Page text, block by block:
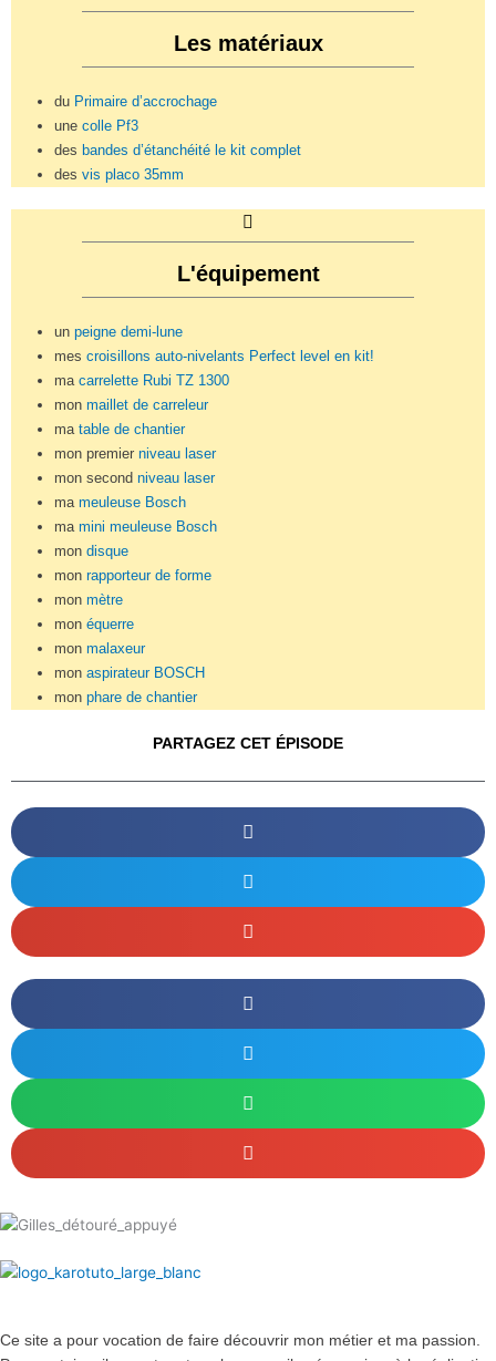
Les matériaux
du Primaire d’accrochage
une colle Pf3
des bandes d’étanchéité le kit complet
des vis placo 35mm
L'équipement
un peigne demi-lune
mes croisillons auto-nivelants Perfect level en kit!
ma carrelette Rubi TZ 1300
mon maillet de carreleur
ma table de chantier
mon premier niveau laser
mon second niveau laser
ma meuleuse Bosch
ma mini meuleuse Bosch
mon disque
mon rapporteur de forme
mon mètre
mon équerre
mon malaxeur
mon aspirateur BOSCH
mon phare de chantier
PARTAGEZ CET ÉPISODE
Ce site a pour vocation de faire découvrir mon métier et ma passion.